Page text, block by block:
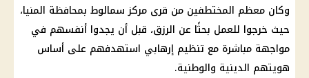
وكان معظم المختطفين من قرى مركز سمالوط بمحافظة المنيا،
حيث خرجوا للعمل بحثًا عن الرزق، قبل أن يجدوا أنفسهم في
مواجهة مباشرة مع تنظيم إرهابي استهدفهم على أساس
هويتهم الدينية والوطنية.